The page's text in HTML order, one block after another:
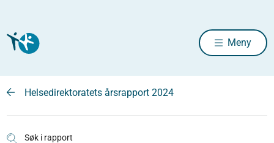
Meny
Helsedirektoratets årsrapport 2024
Søk i rapport